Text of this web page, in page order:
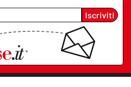
Iscriviti